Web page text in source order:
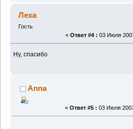
Леха
Гость
« Ответ #4 : 03 Июля
Ну, спасибо
Anna
« Ответ #5 : 03 Июля